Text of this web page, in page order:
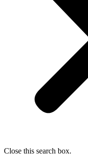
Close this search box.